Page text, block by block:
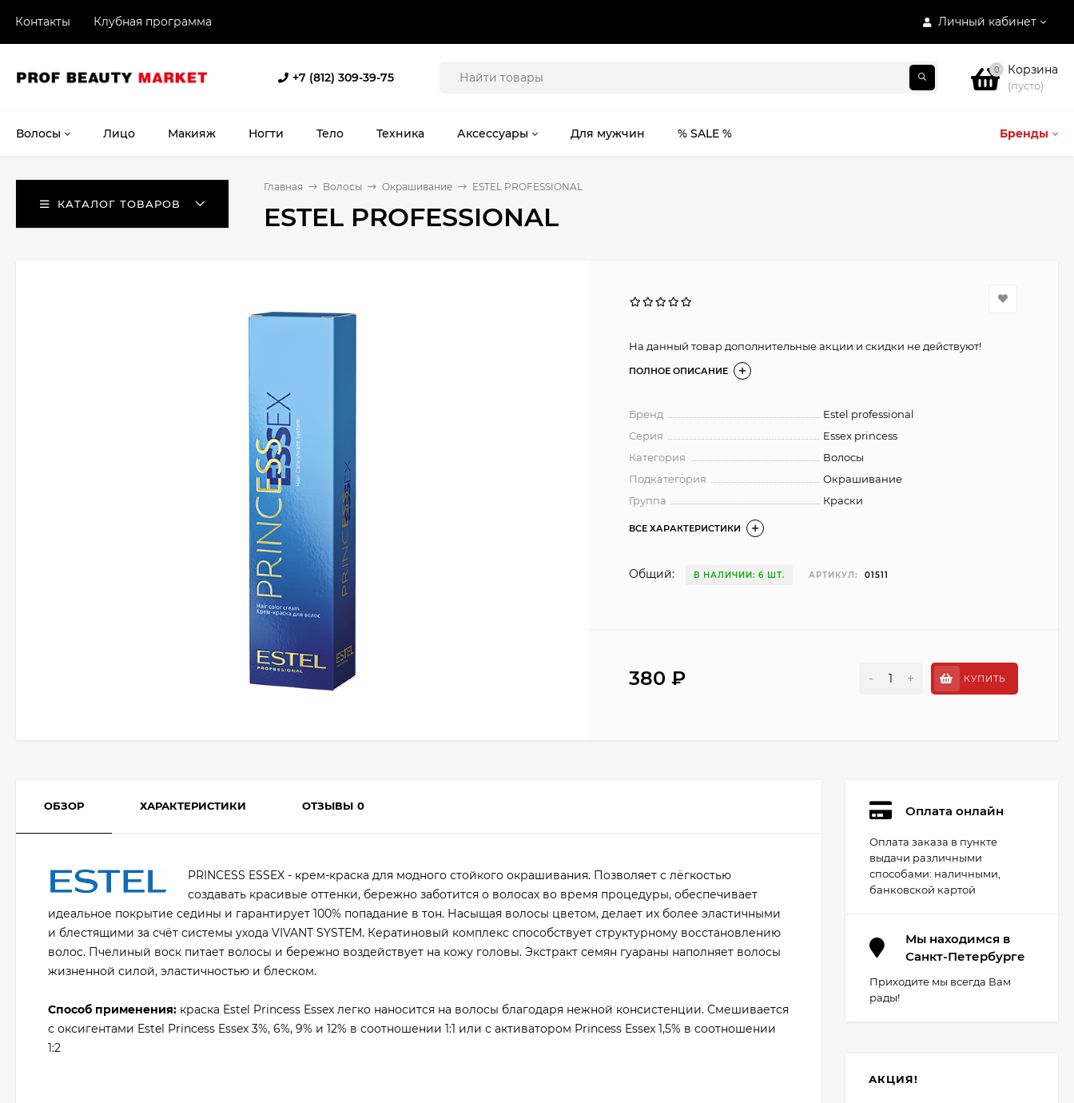
Личный кабинет
Контакты Клубная программа
+7 (812) 309-39-75
0 Корзина
(пусто)
Бренды
Волосы Лицо Макияж Ногти Тело Техника Аксессуары Для мужчин % SALE %
КАТАЛОГ ТОВАРОВ
Главная Волосы Окрашивание ESTEL PROFESSIONAL
ESTEL PROFESSIONAL
На данный товар дополнительные акции и скидки не действуют!
ПОЛНОЕ ОПИСАНИЕ
Бренд
Estel professional
Серия
Essex princess
Категория
Волосы
Подкатегория
Окрашивание
Группа
Краски
ВСЕ ХАРАКТЕРИСТИКИ
Общий: В НАЛИЧИИ: 6 ШТ. АРТИКУЛ: 01511
380 ₽ - + КУПИТЬ
ОБЗОР ХАРАКТЕРИСТИКИ ОТЗЫВЫ 0
PRINCESS ESSEX - крем-краска для модного стойкого окрашивания. Позволяет с лёгкостью
создавать красивые оттенки, бережно заботится о волосах во время процедуры, обеспечивает
идеальное покрытие седины и гарантирует 100% попадание в тон. Насыщая волосы цветом, делает их более эластичными
и блестящими за счёт системы ухода VIVANT SYSTEM. Кератиновый комплекс способствует структурному восстановлению
волос. Пчелиный воск питает волосы и бережно воздействует на кожу головы. Экстракт семян гуараны наполняет волосы
жизненной силой, эластичностью и блеском.
Способ применения: краска Estel Princess Essex легко наносится на волосы благодаря нежной консистенции. Смешивается
с оксигентами Estel Princess Essex 3%, 6%, 9% и 12% в соотношении 1:1 или с активатором Princess Essex 1,5% в соотношении
1:2
Оплата онлайн
Оплата заказа в пункте
выдачи различными
способами: наличными,
банковской картой
Мы находимся в
Санкт-Петербурге
Приходите мы всегда Вам
рады!
АКЦИЯ!